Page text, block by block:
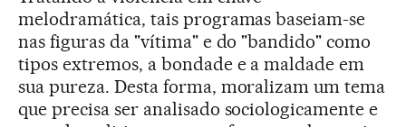
melodramática, tais programas baseiam-se
nas figuras da "vítima" e do "bandido" como
tipos extremos, a bondade e a maldade em
sua pureza. Desta forma, moralizam um tema
que precisa ser analisado sociologicamente e